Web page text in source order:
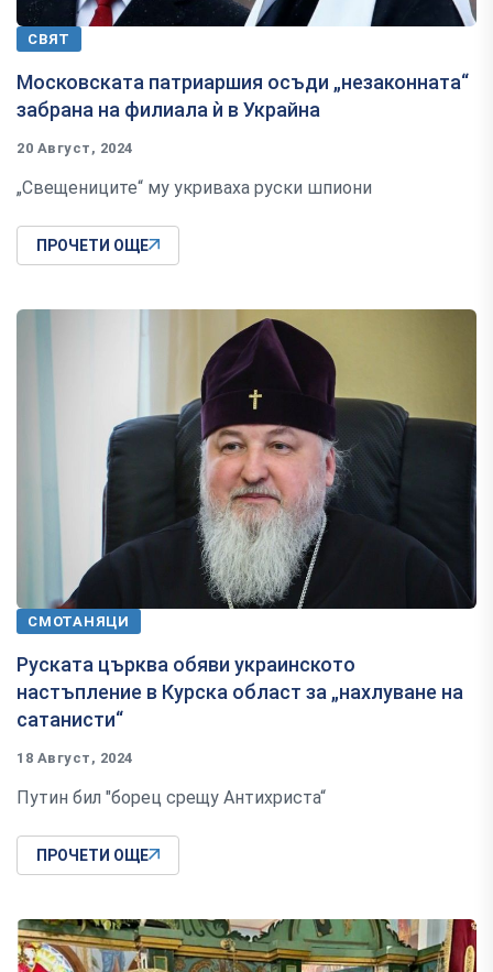
СВЯТ
Московската патриаршия осъди „незаконната“
забрана на филиала ѝ в Украйна
20 Август, 2024
„Свещениците“ му укриваха руски шпиони
ПРОЧЕТИ ОЩЕ
СМОТАНЯЦИ
Руската църква обяви украинското
настъпление в Курска област за „нахлуване на
сатанисти“
18 Август, 2024
Путин бил "борец срещу Антихриста“
ПРОЧЕТИ ОЩЕ